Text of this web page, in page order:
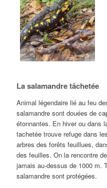
La salamandre tâchetée
Animal légendaire lié au feu
salamandre sont douées de
étonnantes. En hiver ou dans
tachetée trouve refuge dans
arbres des forêts feuillues,
des feuilles. On la rencontre
jamais au-dessus de 1000 m.
salamandre sont protégées.